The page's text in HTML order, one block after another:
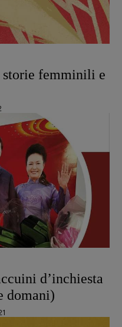
Tonin
com]
storie femminili e
d’inchiesta
domani)